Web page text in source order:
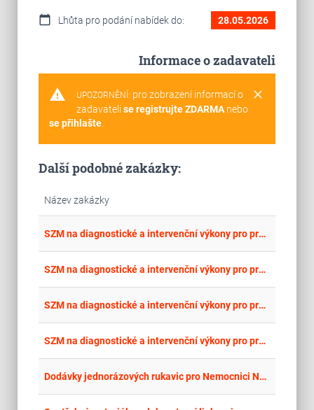
calendar_today Lhůta pro podání nabídek do: 28.05.2026
Informace o zadavateli
warning clear
UPOZORNĚNÍ: pro zobrazení informací o
zadavateli se registrujte ZDARMAnebo
se přihlašte.
Další podobné zakázky:
Název zakázky
SZM na diagnostické a intervenční výkony pro pracoviště interveční radiologie - část 9: Balónkový katétr 9
SZM na diagnostické a intervenční výkony pro pracoviště interveční radiologie - část 8: Balónkový katétr 8
SZM na diagnostické a intervenční výkony pro pracoviště interveční radiologie - část 7: Balónkový katétr 7
SZM na diagnostické a intervenční výkony pro pracoviště interveční radiologie - část 6: Balónkový katétr 6
Dodávky jednorázových rukavic pro Nemocnici Nymburk s.r.o.